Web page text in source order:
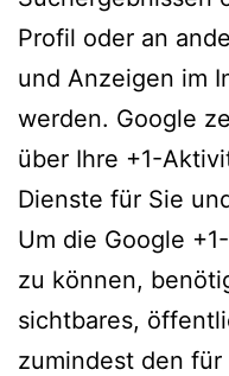
Profil oder an
und Anzeigen im
werden. Google
über Ihre +1-
Dienste für Sie
Um die Google
zu können,
sichtbares,
zumindest den